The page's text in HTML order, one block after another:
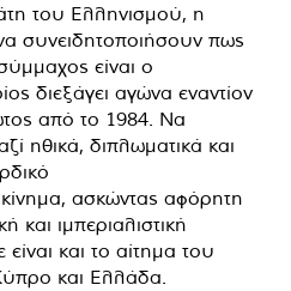
του Ελληνισμού, η
συνειδητοποιήσουν πως
είναι ο
διεξάγει αγώνα εναντίον
από το 1984. Να
ηθικά, διπλωματικά και
ασκώντας αφόρητη
και ιμπεριαλιστική
και το αίτημα του
και Ελλάδα.